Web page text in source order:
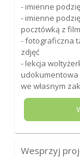
- imienne
- imienne
pocztówką z
- fotograficzna
zdjęć
- lekcja
we własnym
Wesprzyj